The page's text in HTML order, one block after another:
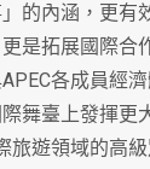
的內涵，更有
是拓展國際合
各成員經
舞臺上發揮更
遊領域的高級